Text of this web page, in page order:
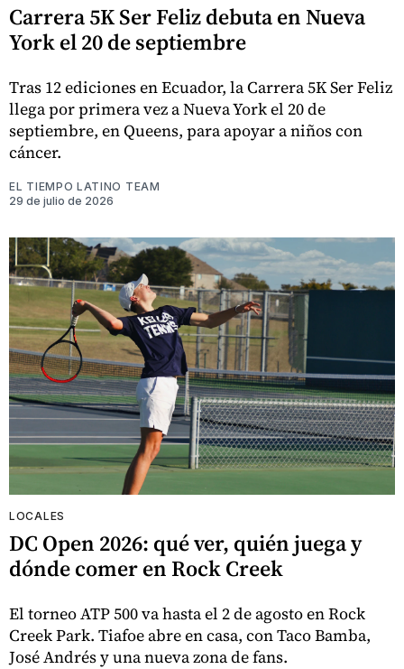
Carrera 5K Ser Feliz debuta en Nueva
York el 20 de septiembre
Tras 12 ediciones en Ecuador, la Carrera 5K Ser Feliz
llega por primera vez a Nueva York el 20 de
septiembre, en Queens, para apoyar a niños con
cáncer.
EL TIEMPO LATINO TEAM
29 de julio de 2026
LOCALES
DC Open 2026: qué ver, quién juega y
dónde comer en Rock Creek
El torneo ATP 500 va hasta el 2 de agosto en Rock
Creek Park. Tiafoe abre en casa, con Taco Bamba,
José Andrés y una nueva zona de fans.